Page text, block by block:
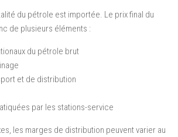
du pétrole est importée. Le prix final du
de plusieurs éléments :
du pétrole brut
et de distribution
par les stations-service
les marges de distribution peuvent varier au